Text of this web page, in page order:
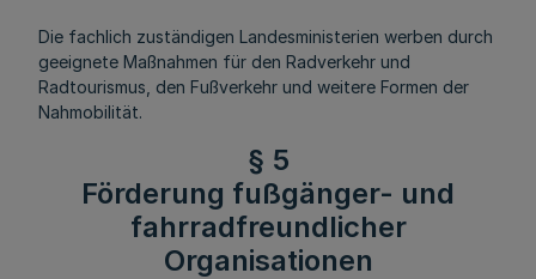
Die fachlich zuständigen Landesministerien werben durch
geeignete Maßnahmen für den Radverkehr und
Radtourismus, den Fußverkehr und weitere Formen der
Nahmobilität.
§ 5
Förderung fußgänger- und
fahrradfreundlicher
Organisationen